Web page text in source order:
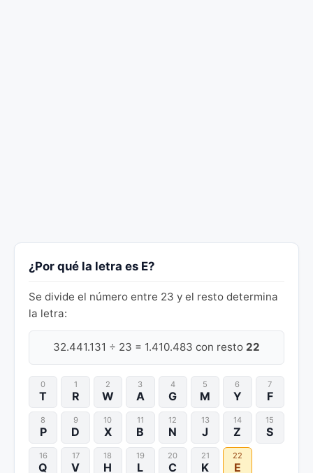
¿Por qué la letra es E?
Se divide el número entre 23 y el resto determina
la letra:
32.441.131 ÷ 23 = 1.410.483 con resto 22
0
T
1
R
2
W
3
A
4
G
5
M
6
Y
7
F
8
P
9
D
10
X
11
B
12
N
13
J
14
Z
15
S
16
Q
17
V
18
H
19
L
20
C
21
K
22
E